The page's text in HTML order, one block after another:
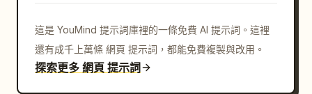
這是 YouMind 提示詞庫裡的一條免費 AI 提示詞。這裡
還有成千上萬條 網頁 提示詞，都能免費複製與改用。
探索更多 網頁 提示詞